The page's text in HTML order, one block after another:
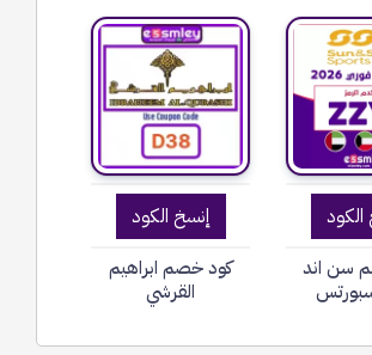
سن اند
إنسخ الكود
كود خصم ابراهيم
القرشي